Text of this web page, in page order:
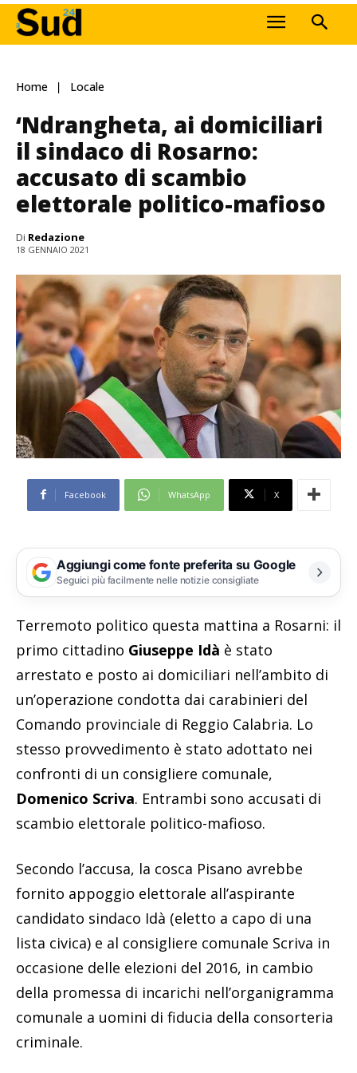
Home Locale
‘Ndrangheta, ai domiciliari
il sindaco di Rosarno:
accusato di scambio
elettorale politico-mafioso
Di Redazione
18 GENNAIO 2021
Facebook WhatsApp X
Aggiungi come fonte preferita su Google
Seguici più facilmente nelle notizie consigliate
Terremoto politico questa mattina a Rosarni: il
primo cittadino Giuseppe Idà è stato
arrestato e posto ai domiciliari nell’ambito di
un’operazione condotta dai carabinieri del
Comando provinciale di Reggio Calabria. Lo
stesso provvedimento è stato adottato nei
confronti di un consigliere comunale,
Domenico Scriva. Entrambi sono accusati di
scambio elettorale politico-mafioso.
Secondo l’accusa, la cosca Pisano avrebbe
fornito appoggio elettorale all’aspirante
candidato sindaco Idà (eletto a capo di una
lista civica) e al consigliere comunale Scriva in
occasione delle elezioni del 2016, in cambio
della promessa di incarichi nell’organigramma
comunale a uomini di fiducia della consorteria
criminale.